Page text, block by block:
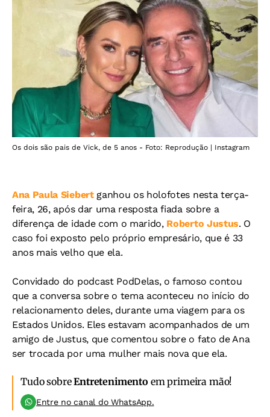
Os dois são pais de Vick, de 5 anos - Foto: Reprodução | Instagram
Ana Paula Siebertganhou os holofotes nesta terça-
feira, 26, após dar uma resposta fiada sobre a
diferença de idade com o marido, Roberto Justus. O
caso foi exposto pelo próprio empresário, que é 33
anos mais velho que ela.
Convidado do podcast PodDelas, o famoso contou
que a conversa sobre o tema aconteceu no início do
relacionamento deles, durante uma viagem para os
Estados Unidos. Eles estavam acompanhados de um
amigo de Justus, que comentou sobre o fato de Ana
ser trocada por uma mulher mais nova que ela.
Tudo sobreEntretenimento em primeira mão!
Entre no canal do WhatsApp.